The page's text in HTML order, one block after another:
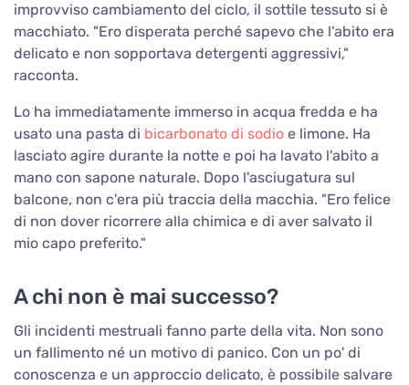
improvviso cambiamento del ciclo, il sottile tessuto si è
macchiato. "Ero disperata perché sapevo che l'abito era
delicato e non sopportava detergenti aggressivi,"
racconta.
Lo ha immediatamente immerso in acqua fredda e ha
usato una pasta di bicarbonato di sodio e limone. Ha
lasciato agire durante la notte e poi ha lavato l'abito a
mano con sapone naturale. Dopo l'asciugatura sul
balcone, non c'era più traccia della macchia. "Ero felice
di non dover ricorrere alla chimica e di aver salvato il
mio capo preferito."
A chi non è mai successo?
Gli incidenti mestruali fanno parte della vita. Non sono
un fallimento né un motivo di panico. Con un po' di
conoscenza e un approccio delicato, è possibile salvare